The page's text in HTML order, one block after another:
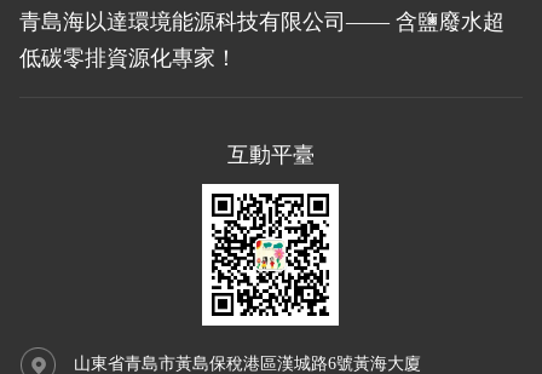
青島海以達環境能源科技有限公司—— 含鹽廢水超
低碳零排資源化專家！
互動平臺
山東省青島市黃島保稅港區漢城路6號黃海大廈